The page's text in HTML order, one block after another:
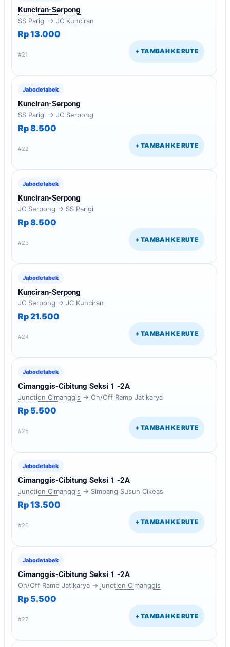
Kunciran-Serpong
SS Parigi → JC Kunciran
Rp 13.000
#21 + TAMBAH KE RUTE
Jabodetabek
Kunciran-Serpong
SS Parigi → JC Serpong
Rp 8.500
#22 + TAMBAH KE RUTE
Jabodetabek
Kunciran-Serpong
JC Serpong → SS Parigi
Rp 8.500
#23 + TAMBAH KE RUTE
Jabodetabek
Kunciran-Serpong
JC Serpong → JC Kunciran
Rp 21.500
#24 + TAMBAH KE RUTE
Jabodetabek
Cimanggis-Cibitung Seksi 1 -2A
Junction Cimanggis → On/Off Ramp Jatikarya
Rp 5.500
#25 + TAMBAH KE RUTE
Jabodetabek
Cimanggis-Cibitung Seksi 1 -2A
Junction Cimanggis → Simpang Susun Cikeas
Rp 13.500
#26 + TAMBAH KE RUTE
Jabodetabek
Cimanggis-Cibitung Seksi 1 -2A
On/Off Ramp Jatikarya → junction Cimanggis
Rp 5.500
#27 + TAMBAH KE RUTE